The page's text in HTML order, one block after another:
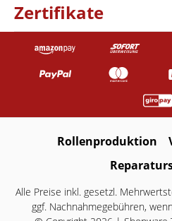
Zertifikate
Rollenproduktion
Alle Preise inkl. gesetzl.
ggf. Nachnahmegebühren,